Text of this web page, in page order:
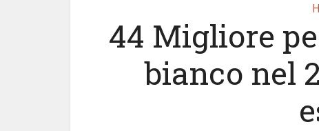
44 Migliore
bianco nel